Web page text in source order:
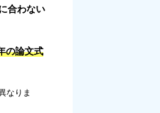
合わない
の論文式
なりま